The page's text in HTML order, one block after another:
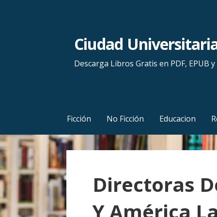
n
t
e
n
i
d
Ciudad
Descarga Libros Gratis en PDF, EPUB y
Ficción No Ficción Educacion
Directoras
Y América